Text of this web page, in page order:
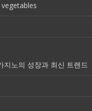
지노의 성장과 최신 트렌드